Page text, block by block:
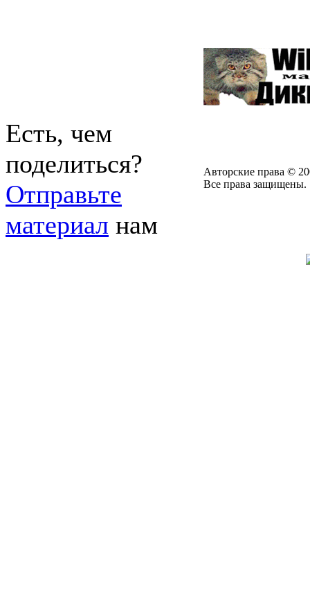
Есть, чем
поделиться?
Отправьте
материал нам
Авторские права ©
Все права защищены.